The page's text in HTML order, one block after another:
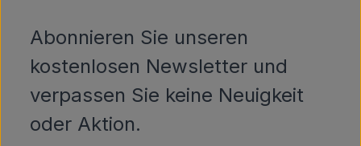
Abonnieren Sie unseren
kostenlosen Newsletter und
verpassen Sie keine Neuigkeit
oder Aktion.